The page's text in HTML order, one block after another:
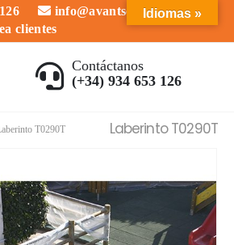
info@avantserveis.com
clientes
Contáctanos
(+34) 934 653 126
Laberinto T0290T
T0290T
Idiomas »